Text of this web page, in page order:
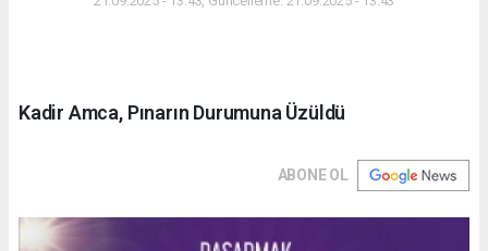
Kadir Amca, Pınarın Durumuna Üzüldü
ABONE OL